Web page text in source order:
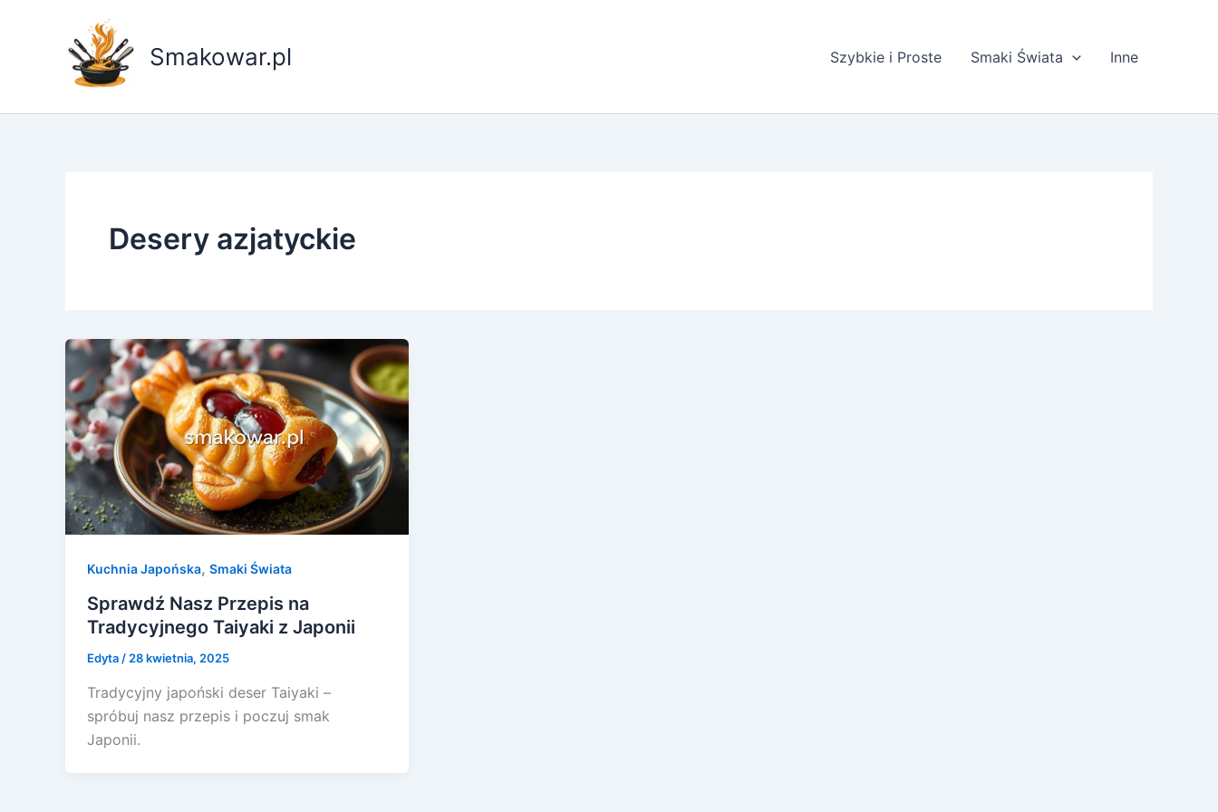
Smakowar.pl Szybkie i Proste Smaki Świata Inne
Desery azjatyckie
Kuchnia Japońska, Smaki Świata
Sprawdź Nasz Przepis na
Tradycyjnego Taiyaki z Japonii
Edyta / 28 kwietnia, 2025
Tradycyjny japoński deser Taiyaki –
spróbuj nasz przepis i poczuj smak
Japonii.